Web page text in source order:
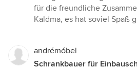
für die freundliche
Kaldma, es hat soviel Spaß
andrémóbel
Schrankbauer für